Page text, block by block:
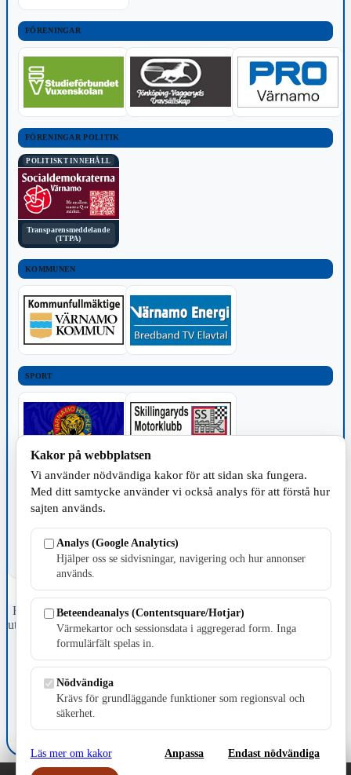
FÖRENINGAR
FÖRENINGAR POLITIK
POLITISKT INNEHÅLL
Transparensmeddelande
(TTPA)
KOMMUNEN
SPORT
Fristående webbtidningsföretag grundat 1991 som sedan 2002 ger
ut tidningen Skillingaryd.nu och 2010 lanserades Värnamo.nu. Från
april 2026 omfattar Skillingaryd.nu tre kommuner: Gnosjö,
Värnamo och Vaggeryds kommun.
E-post: redaktionen@skillingaryd.nu
Postadress: Gisslaköp 1, 568 92 Skillingaryd
Kakinställningar
Kakor på webbplatsen
Vi använder nödvändiga kakor för att sidan ska fungera.
Med ditt samtycke använder vi också analys för att förstå hur
sajten används.
Analys (Google Analytics)
Hjälper oss se sidvisningar, navigering och hur annonser
används.
Beteendeanalys (Contentsquare/Hotjar)
Värmekartor och sessionsdata i aggregerad form. Inga
formulärfält spelas in.
Nödvändiga
Krävs för grundläggande funktioner som regionsval och
säkerhet.
Läs mer om kakor Anpassa Endast nödvändiga